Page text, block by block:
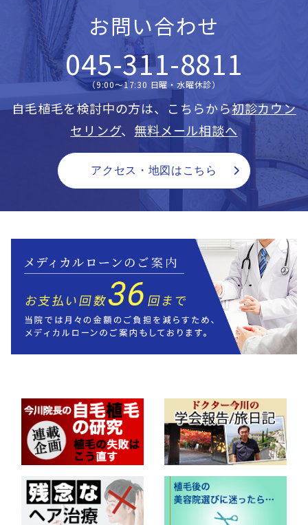
お問い合わせ
045-311-8811
（9:00〜17:30 日曜・水曜休診）
自毛植毛を検討中の方は、こちらから初診カウン
セリング、 無料メール相談へ
アクセス・地図はこちら